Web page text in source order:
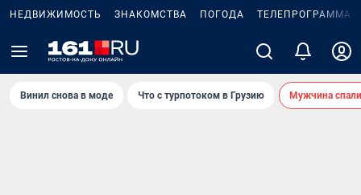
НЕДВИЖИМОСТЬ ЗНАКОМСТВА ПОГОДА ТЕЛЕПРОГРАММА
Винил снова в моде Что с турпотоком в Грузию Мужчина